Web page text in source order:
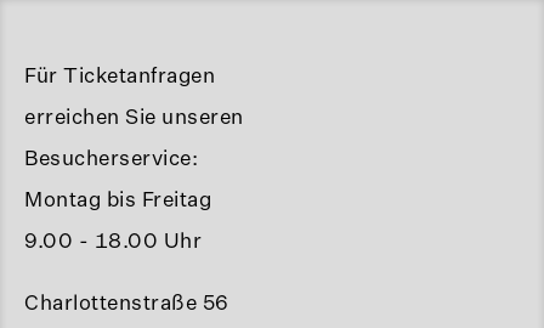
Für Ticketanfragen
erreichen Sie unseren
Besucherservice:
Montag bis Freitag
9.00 - 18.00 Uhr
Charlottenstraße 56